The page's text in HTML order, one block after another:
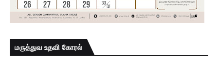
மருத்துவ உதவி கோரல்